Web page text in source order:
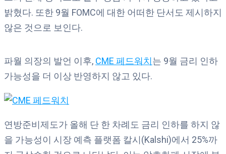
밝혔다. 또한 9월 FOMC에 대한 어떠한 단서도 제시하지
않은 것으로 보인다.
파월 의장의 발언 이후, CME 페드워치는 9월 금리 인하
가능성을 더 이상 반영하지 않고 있다.
연방준비제도가 올해 단 한 차례도 금리 인하를 하지 않
을 가능성이 시장 예측 플랫폼 칼시(Kalshi)에서 25%까